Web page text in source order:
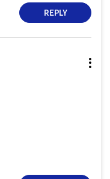
REPLY